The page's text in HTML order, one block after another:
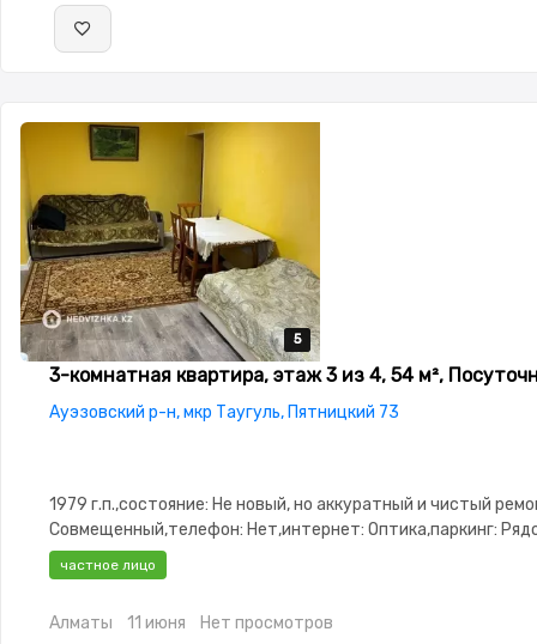
5
5
5
5
5
3-комнатная квартира, этаж 3 из 4, 54 м²,
Ауэзовский р-н, мкр Таугуль, Пятницкий 73
1979 г.п.,состояние: Не новый, но аккуратный и чистый
Совмещенный,телефон: Нет,интернет: Оптика,паркинг:
охраняемая стоянка,Домофон,Кодовый замок,Неугловая
частное лицо
Алматы 11 июня Нет просмотров